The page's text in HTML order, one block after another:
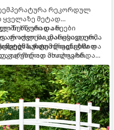
რეკორდულ
ყველაზე მეტად
ნერგები და ხეები
არ აქვთ საკმარისად ღრმა
რათა ნიადაგის
მოიპოვონ.
სწორად არ
ფოთლები დასცვივდეთ,
სუსტი ორგანიზმით
საიდუმლოებებსა და
ახალგაზრდა